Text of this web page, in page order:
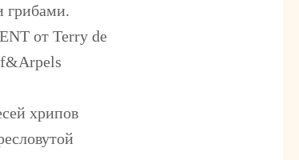
грибами.
от Terry de
хрипов